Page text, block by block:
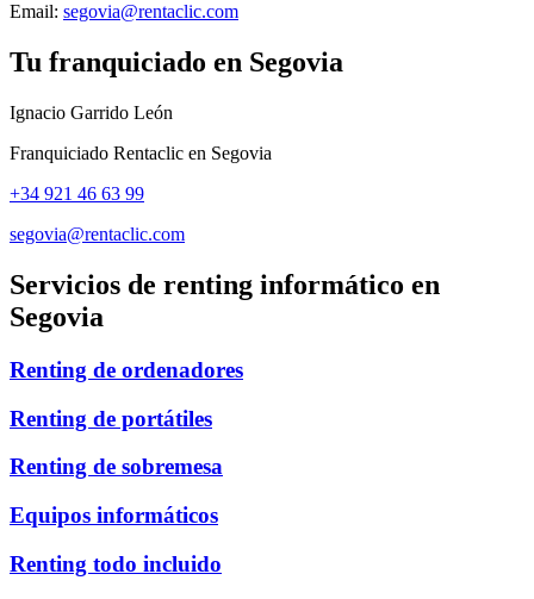
Email: segovia@rentaclic.com
Tu franquiciado en Segovia
Ignacio Garrido León
Franquiciado Rentaclic en Segovia
+34 921 46 63 99
segovia@rentaclic.com
Servicios de renting informático en
Segovia
Renting de ordenadores
Renting de portátiles
Renting de sobremesa
Equipos informáticos
Renting todo incluido